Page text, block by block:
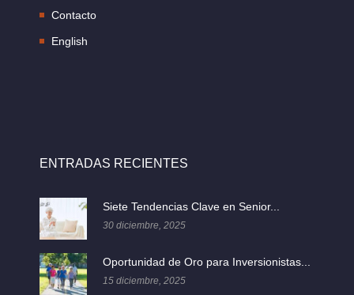
Contacto
English
ENTRADAS RECIENTES
Siete Tendencias Clave en Senior...
30 diciembre, 2025
Oportunidad de Oro para Inversionistas...
15 diciembre, 2025